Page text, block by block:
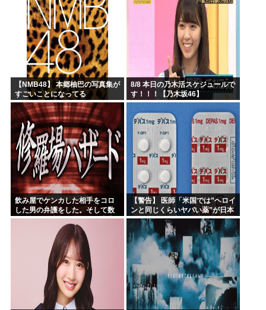
【NMB48】 本郷柚巴の写真集が
すごいことになってる
8/8 本日の乃木活スケジュールで
す！！！【乃木坂46】
飲み屋でケンカした相手をコロ
した男の弁護をした。そして数
年後、因果応報を思わせる出来
【警告】 医師「米国では”ヘロイ
ンと同じくらいヤバい薬”が日本
では平気で処方されてる」